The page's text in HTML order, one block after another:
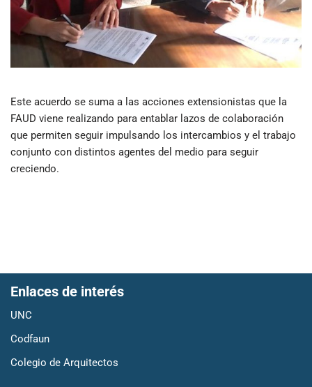
Este acuerdo se suma a las acciones extensionistas que la
FAUD viene realizando para entablar lazos de colaboración
que permiten seguir impulsando los intercambios y el trabajo
conjunto con distintos agentes del medio para seguir
creciendo.
Enlaces de interés
UNC
Codfaun
Colegio de Arquitectos